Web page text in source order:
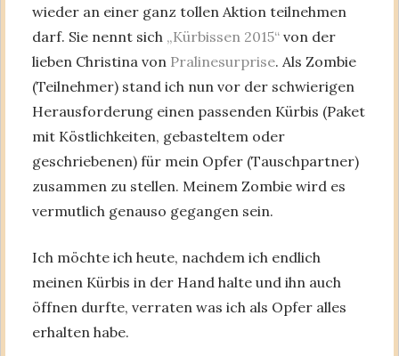
wieder an einer ganz tollen Aktion teilnehmen
darf. Sie nennt sich „Kürbissen 2015“ von der
lieben Christina von Pralinesurprise. Als Zombie
(Teilnehmer) stand ich nun vor der schwierigen
Herausforderung einen passenden Kürbis (Paket
mit Köstlichkeiten, gebasteltem oder
geschriebenen) für mein Opfer (Tauschpartner)
zusammen zu stellen. Meinem Zombie wird es
vermutlich genauso gegangen sein.
Ich möchte ich heute, nachdem ich endlich
meinen Kürbis in der Hand halte und ihn auch
öffnen durfte, verraten was ich als Opfer alles
erhalten habe.